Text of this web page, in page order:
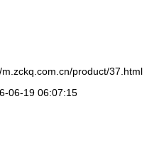
product/37.html
06-19 06:07:15